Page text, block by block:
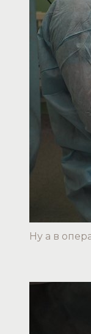
Ну а в